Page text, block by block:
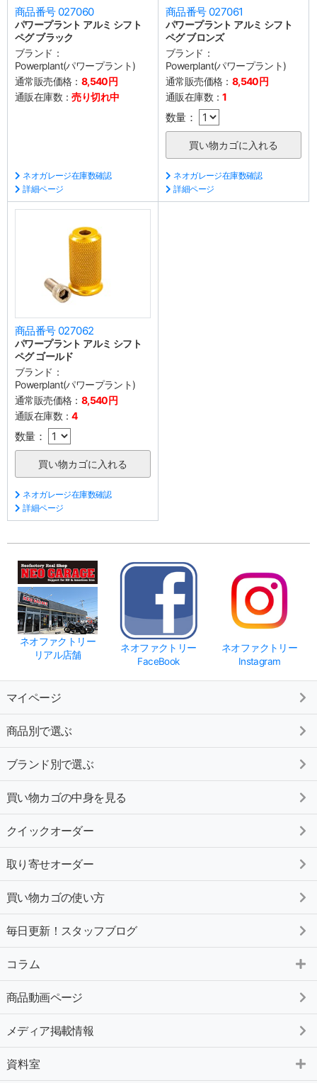
商品番号 027060
パワープラント アルミ シフト
ペグ ブラック
ブランド：
Powerplant(パワープラント)
通常販売価格： 8,540円
通販在庫数：売り切れ中
ネオガレージ在庫数確認
詳細ページ
商品番号 027061
パワープラント アルミ シフト
ペグ ブロンズ
ブランド：
Powerplant(パワープラント)
通常販売価格： 8,540円
通販在庫数：1
数量：
ネオガレージ在庫数確認
詳細ページ
商品番号 027062
パワープラント アルミ シフト
ペグ ゴールド
ブランド：
Powerplant(パワープラント)
通常販売価格： 8,540円
通販在庫数：4
数量：
ネオガレージ在庫数確認
詳細ページ
ネオファクトリー
リアル店舗
ネオファクトリー
FaceBook
ネオファクトリー
Instagram
マイページ
商品別で選ぶ
ブランド別で選ぶ
買い物カゴの中身を見る
クイックオーダー
取り寄せオーダー
買い物カゴの使い方
毎日更新！スタッフブログ
コラム
商品動画ページ
メディア掲載情報
資料室